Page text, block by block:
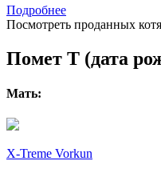
Подробнее
Посмотреть проданных
Помет T (дата
Мать:
X-Treme Vorkun